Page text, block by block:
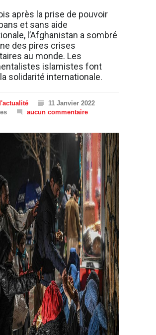
après la prise de pouvoir
et sans aide
l’Afghanistan a sombré
des pires crises
au monde. Les
islamistes font
solidarité internationale.
11 Janvier 2022
aucun commentaire